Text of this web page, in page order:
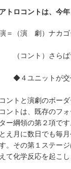
トロコントは、今
＝（演 劇）ナカ
コント）さらば
ユニットが交代
ントと演劇のボー
コントは、既存のフ
ー綱領の第２項で
え月に数日でも毎
。その第１ステー
て化学反応を起こ